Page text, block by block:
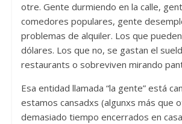
otre. Gente durmiendo en la calle,
comedores populares, gente
problemas de alquiler. Los que
dólares. Los que no, se gastan el
restaurants o sobreviven mirando
Esa entidad llamada “la gente” está
estamos cansadxs (algunxs más que
demasiado tiempo encerrados en